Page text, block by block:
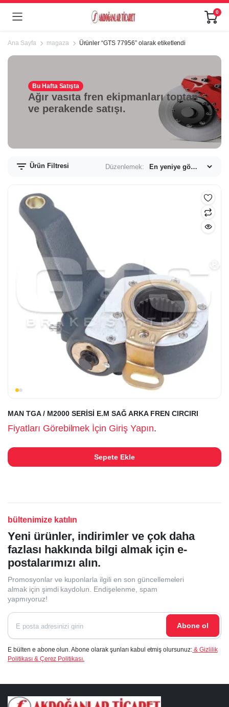
0
Ana Sayfa magaza Ürünler “GTS 77956” olarak etiketlendi
Bu Hafta Satışta
Ağır vasıta fren ekipmanları toptan
ve perakende satışı.
Ürün Filtresi Düzenlemek:
MAN TGA / M2000 SERİSİ E.M SAĞ ARKA FREN CIRCIRI
Fiyatları Görebilmek İçin Giriş Yapın.
Sepete Ekle
bültenimize katılın
Yeni ürünler, indirimler ve çok daha
fazlası hakkında bilgi almak için e-
postalarımızı alın.
Promosyonlar ve kuponlarla ilgili en son güncellemeleri
almak için şimdi kaydolun. Endişelenme, spam
yapmıyoruz!
Abone ol
E bülten e abone olun. Abone olarak şunları kabul etmiş olursunuz: & Gizlilik
Politikası & Çerez Politikası.